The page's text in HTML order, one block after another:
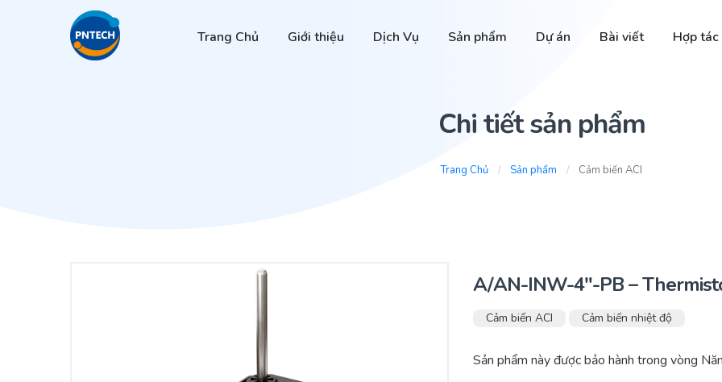
Trang Chủ Giới thiệu Dịch Vụ Sản phẩm Dự án Bài viết Hợp tác
Chi tiết sản phẩm
Trang Chủ Sản phẩm Cảm biến ACI
A/AN-INW-4″-PB –
Cảm biến ACI Cảm biến nhiệt độ
Sản phẩm này được bảo hành trong vòng